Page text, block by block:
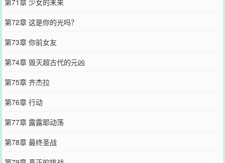
第72章 这是你的光吗？
第73章 你前女友
第74章 毁灭超古代的元凶
第75章 齐杰拉
第76章 行动
第77章 露露耶动荡
第78章 最终圣战